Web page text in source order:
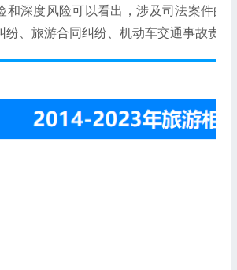
和深度风险可以看出，涉及司法案件的
纷、旅游合同纠纷、机动车交通事故责任